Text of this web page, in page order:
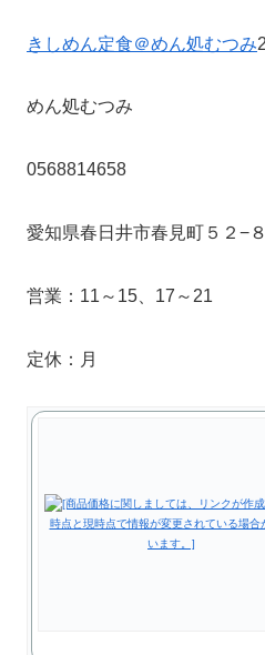
きしめん定食＠めん処むつみ
めん処むつみ
0568814658
愛知県春日井市春見町５２−８
営業：11～15、17～21
定休：月